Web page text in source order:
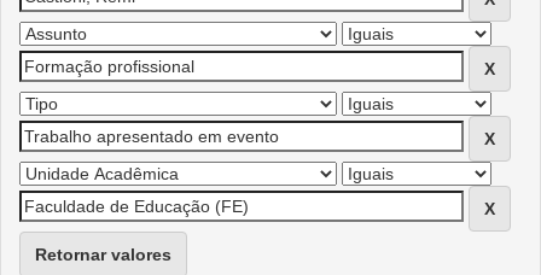
Retornar valores